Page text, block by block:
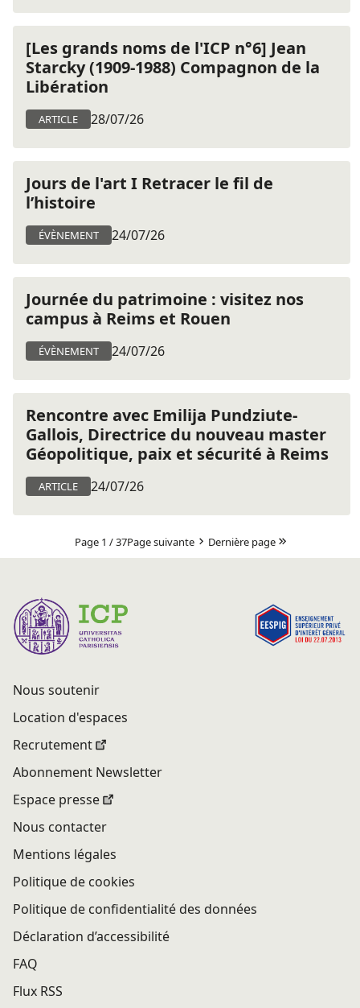
[Les grands noms de l'ICP n°6] Jean
Starcky (1909-1988) Compagnon de la
Libération
ARTICLE 28/07/26
Jours de l'art I Retracer le fil de
l’histoire
ÉVÈNEMENT 24/07/26
Journée du patrimoine : visitez nos
campus à Reims et Rouen
ÉVÈNEMENT 24/07/26
Rencontre avec Emilija Pundziute-
Gallois, Directrice du nouveau master
Géopolitique, paix et sécurité à Reims
ARTICLE 24/07/26
Page 1 / 37Page suivante Dernière page
Nous soutenir
Location d'espaces
Recrutement
Abonnement Newsletter
Espace presse
Nous contacter
Mentions légales
Politique de cookies
Politique de confidentialité des données
Déclaration d’accessibilité
FAQ
Flux RSS